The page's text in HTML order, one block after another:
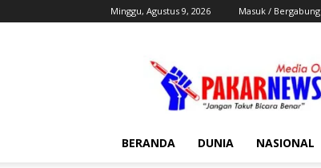
Minggu, Agustus 9, 2026 Masuk / Bergabung
BERANDA DUNIA NASIONAL